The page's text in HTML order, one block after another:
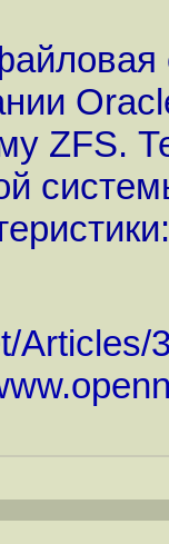
ZFS.
Articles/